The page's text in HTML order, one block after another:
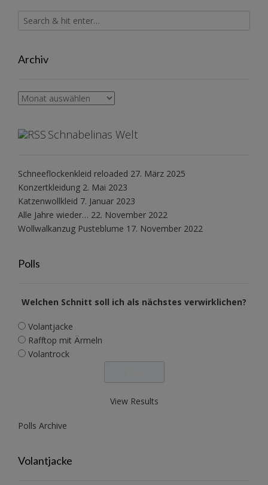
Archiv
Archiv
Schnabelinas Welt
Schneeflockenkleid reloaded 27. März 2025
Konzertkleidung 2. Mai 2023
Katzenwollkleid 7. Januar 2023
Alle Jahre wieder… 22. November 2022
Wollwalkanzug Pusteblume 17. November 2022
Polls
Welchen Schnitt soll ich als nächstes verwirklichen?
Volantjacke
Rafftop mit Ärmeln
Volantrock
View Results
Polls Archive
Volantjacke